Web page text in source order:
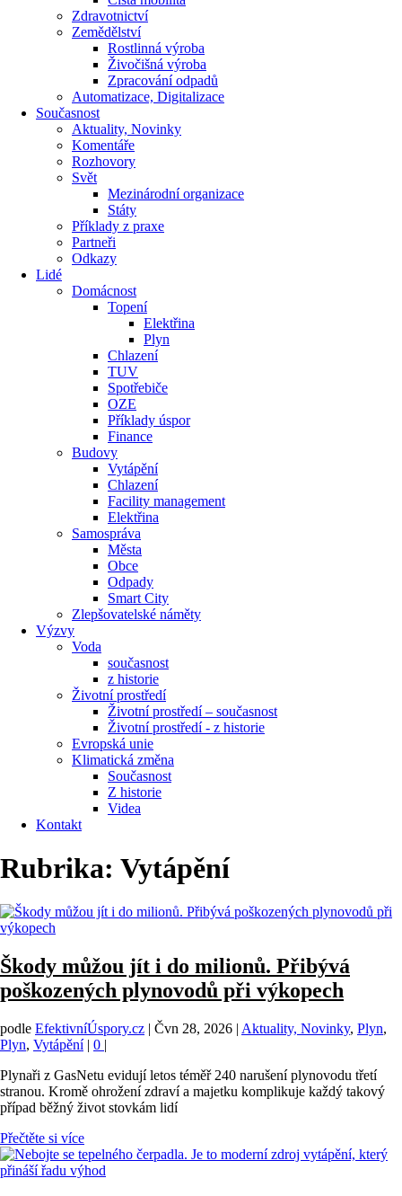
Zdravotnictví
Zemědělství
Rostlinná výroba
Živočišná výroba
Zpracování odpadů
Automatizace, Digitalizace
Současnost
Aktuality, Novinky
Komentáře
Rozhovory
Svět
Mezinárodní organizace
Státy
Příklady z praxe
Partneři
Odkazy
Lidé
Domácnost
Topení
Elektřina
Plyn
Chlazení
TUV
Spotřebiče
OZE
Příklady úspor
Finance
Budovy
Vytápění
Chlazení
Facility management
Elektřina
Samospráva
Města
Obce
Odpady
Smart City
Zlepšovatelské náměty
Výzvy
Voda
současnost
z historie
Životní prostředí
Životní prostředí – současnost
Životní prostředí ​- z historie
Evropská unie
Klimatická změna
Současnost
Z historie
Videa
Kontakt
Rubrika: Vytápění
Škody můžou jít i do milionů. Přibývá
poškozených plynovodů při výkopech
podle EfektivníÚspory.cz | Čvn 28, 2026 | Aktuality, Novinky, Plyn,
Plyn, Vytápění| 0 |
Plynaři z GasNetu evidují letos téměř 240 narušení plynovodu třetí
stranou. Kromě ohrožení zdraví a majetku komplikuje každý takový
případ běžný život stovkám lidí
Přečtěte si více